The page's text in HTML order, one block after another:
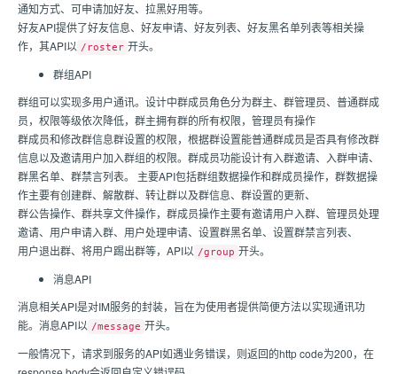
通知方式、可申请加好友、拉黑好用等。
好友API提供了好友信息、好友申请、好友列表、好友黑名单列表等相关操
作，其API以 /roster 开头。
群组API
群组可以实现多用户通讯。设计中群成员角色分为群主、群管理员、普通群成
员，权限等级依次降低，群主拥有群的所有权限，管理员有操作
群成员和修改群信息群设置的权限，根据群设置能普通群成员是否具有修改群
信息以及邀请用户加入群组的权限。群成员功能设计有入群邀请、入群申请、
群黑名单、群禁言列表。 主要API包括群组数据操作和群成员操作，群数据操
作主要有创建群、解散群、转让群以及群信息、群设置的更新、
群公告操作、群共享文件操作，群成员操作主要有邀请用户入群、管理员处理
邀请、用户申请入群、用户处理申请、设置群黑名单、设置群禁言列表、
用户退出群、将用户踢出群等，API以 /group 开头。
消息API
消息相关API是对IM服务的封装，旨在为使用者提供简便方法以实现通讯功
能。消息API以 /message 开头。
一般情况下，请求到服务的API如遇业务错误，则返回的http code为200，在